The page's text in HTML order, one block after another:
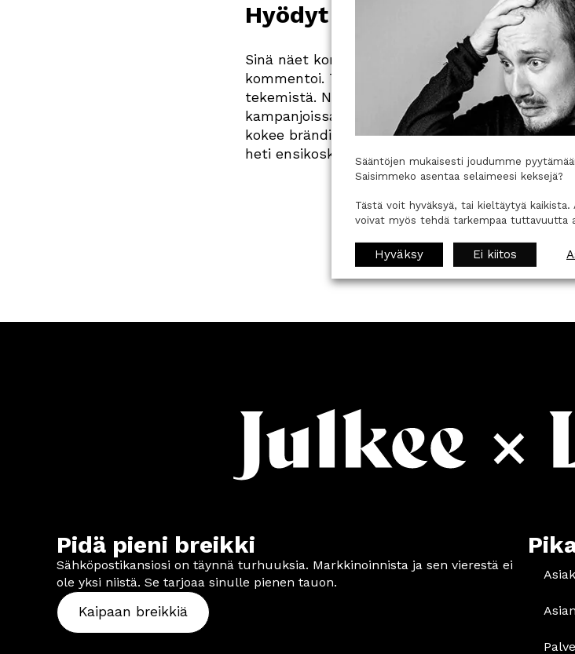
Hyödyt sinulle ja
Sinä näet konkreettisia tuloksia: mistä syntyi
kommentoi. Tämä tekee kampanjoinnista
tekemistä. Näitä oppeja ei kirjata ö-mappiin,
kampanjoissa. Asiakkaasi inspiroituu
kokee brändin olevan aidosti läsnä
heti ensikosketuksesta lähtien.
Pidä pieni breikki
Sähköpostikansiosi on täynnä turhuuksia. Markkinoinnista ja sen vierestä ei
ole yksi niistä. Se tarjoaa sinulle pienen tauon.
Kaipaan breikkiä
Sääntöjen mukaisesti joudumme
Saisimmeko asentaa selaimeesi keksejä?
Tästä voit hyväksyä, tai kieltäytyä
voivat myös tehdä tarkempaa tuttavuutta
Hyväksy Ei kiitos